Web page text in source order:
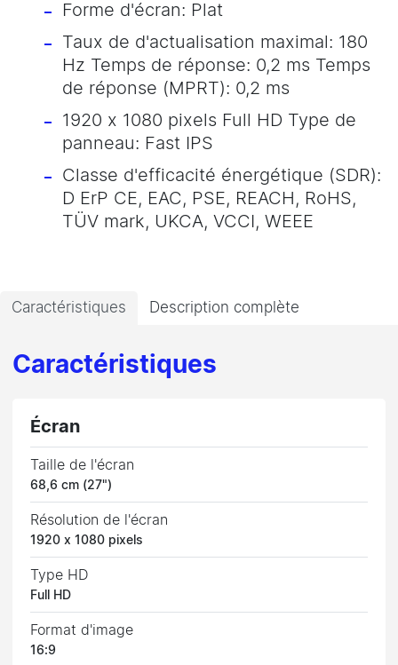
Forme d'écran: Plat
Taux de d'actualisation maximal: 180
Hz Temps de réponse: 0,2 ms Temps
de réponse (MPRT): 0,2 ms
1920 x 1080 pixels Full HD Type de
panneau: Fast IPS
Classe d'efficacité énergétique (SDR):
D ErP CE, EAC, PSE, REACH, RoHS,
TÜV mark, UKCA, VCCI, WEEE
Caractéristiques Description complète
Caractéristiques
Écran
Taille de l'écran
68,6 cm (27")
Résolution de l'écran
1920 x 1080 pixels
Type HD
Full HD
Format d'image
16:9